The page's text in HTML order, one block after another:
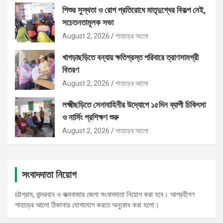
শিশুর সুস্থতা ও রোগ প্রতিরোধে মাতৃদুগ্ধের বিকল্প নেই,
সচেতনতামূলক সভা
August 2, 2026 পাহাড়ের আলো
খাগড়াছড়িতে বন্যায় ক্ষতিগ্রস্ত পরিবারে ত্রাণসামগ্রী
বিতরণ
August 2, 2026 পাহাড়ের আলো
লক্ষ্মীছড়িতে সেনাবাহিনীর উদ্যোগে ১৫দিন ব্যাপী চিকিৎসা
ও নার্সিং প্রশিক্ষণ শুরু
August 2, 2026 পাহাড়ের আলো
সংবাদদাতা নিয়োগ
চট্টগ্রাম, বান্দরবান ও কক্মবাজার জেলা সংবাদদাতা নিয়োগ করা হবে। আগ্রহীগণ
পাহাড়ের আলো ঠিকানায় যোগাযোগ করতে অনুরোধ করা হলো।